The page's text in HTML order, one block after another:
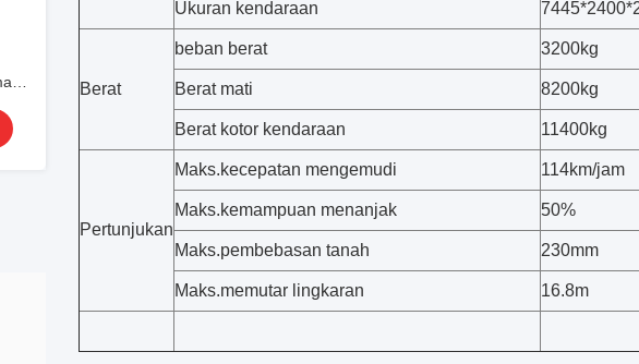
Ukuran kendaraan
Berat
beban berat 3200kg
Berat mati 8200kg
Berat kotor kendaraan 11400kg
Pertunjukan
Maks.kecepatan mengemudi 114km/jam
Maks.kemampuan menanjak 50%
Maks.pembebasan tanah 230mm
Maks.memutar lingkaran 16.8m